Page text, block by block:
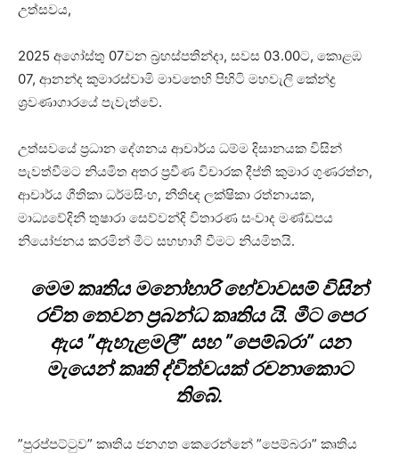
උත්සවය,
2025 අගෝස්තු 07වන බ්‍රහස්පතින්දා, සවස 03.00ට, කොළඹ
07, ආනන්ද කුමාරස්වාමි මාවතෙහි පිහිටි මහවැලි කේන්ද්‍ර
ශ්‍රවණාගාරයේ පැවැත්වේ.
උත්සවයේ ප්‍රධාන දේශනය ආචාර්ය ධම්ම දිසානයක විසින්
පැවත්වීමට නියමිත අතර ප්‍රවීණ විචාරක දීප්ති කුමාර ගුණරත්න,
ආචාර්ය ගීතිකා ධර්මසිංහ, නීතිඥ ලක්ෂිකා රත්නායක,
මාධ්‍යවේදිනී තුෂාරා සෙව්වන්දි විතාරණ සංවාද මණ්ඩපය
නියෝජනය කරමින් මීට සහභාගී වීමට නියමිතයි.
මෙම කෘතිය මනෝහාරි හේවාවසම් විසින්
රචිත තෙවන ප්‍රබන්ධ කෘතිය යි. මීට පෙර
ඇය ”ඇහැළමලී” සහ ”පෙම්බරා” යන
මැයෙන් කෘති ද්විත්වයක් රචනාකොට
තිබේ.
”පුරප්පට්ටුව” කෘතිය ජනගත කෙරෙන්නේ ”පෙම්බරා” කෘතිය